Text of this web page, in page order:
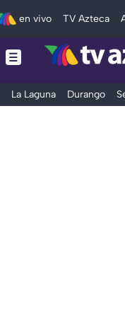
en vivo TV Azteca
La Laguna Durango